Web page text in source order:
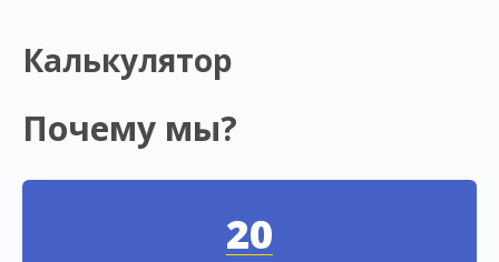
Калькулятор
Почему мы?
20